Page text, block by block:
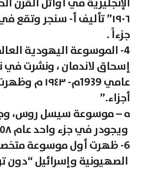
١٩٠٦” تأليف أ- سنجر
جزءاً .
4- الموسوعة اليهودية
إسحاق لاندمان ، ونشرت في
عامي 1939م-
أجزاء.”
ه – موسوعة سيسل روس،
ويجودر في جزء واحد عام ١٩٥٨م.
6- ظهرت أول موسوعة
الصهيونية وإسرائيل “دون